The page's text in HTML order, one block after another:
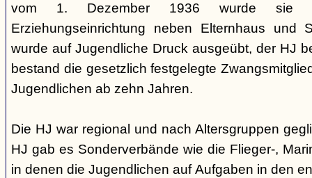
vom 1. Dezember 1936 wurde sie
Erziehungseinrichtung neben Elternhaus und
wurde auf Jugendliche Druck ausgeübt, der HJ
bestand die gesetzlich festgelegte
Jugendlichen ab zehn Jahren.
Die HJ war regional und nach Altersgruppen
HJ gab es Sonderverbände wie die Flieger-,
in denen die Jugendlichen auf Aufgaben in den